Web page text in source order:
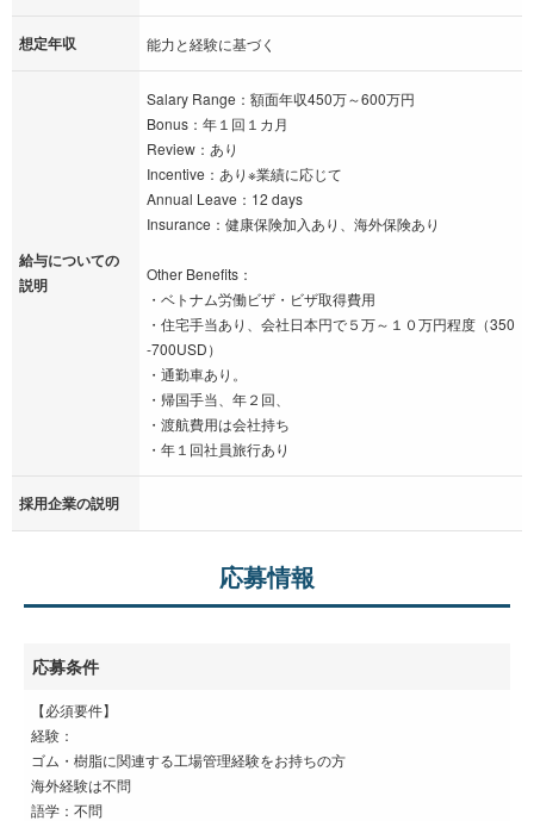
想定年収 能力と経験に基づく
給与についての
説明
Salary Range：額面年収450万～600万円
Bonus：年１回１カ月
Review：あり
Incentive：あり※業績に応じて
Annual Leave：12 days
Insurance：健康保険加入あり、海外保険あり
Other Benefits：
・ベトナム労働ビザ・ビザ取得費用
・住宅手当あり、会社日本円で５万～１０万円程度（350
-700USD）
・通勤車あり。
・帰国手当、年２回、
・渡航費用は会社持ち
・年１回社員旅行あり
採用企業の説明
応募情報
応募条件
【必須要件】
経験：
ゴム・樹脂に関連する工場管理経験をお持ちの方
海外経験は不問
語学：不問